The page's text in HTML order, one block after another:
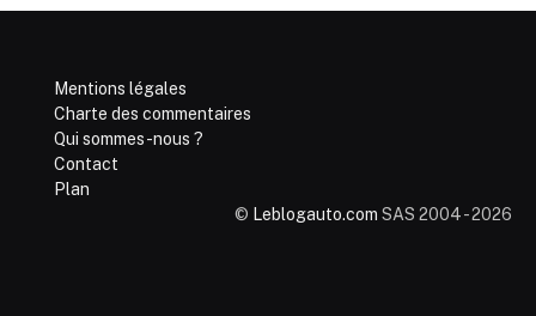
Mentions légales
Charte des commentaires
Qui sommes-nous ?
Contact
Plan
© Leblogauto.com SAS 2004 - 2026